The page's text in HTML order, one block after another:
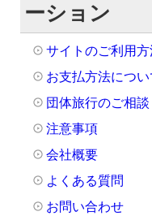
ーション
サイトのご利用方
お支払方法につい
団体旅行のご相
注意事項
会社概要
よくある質問
お問い合わせ